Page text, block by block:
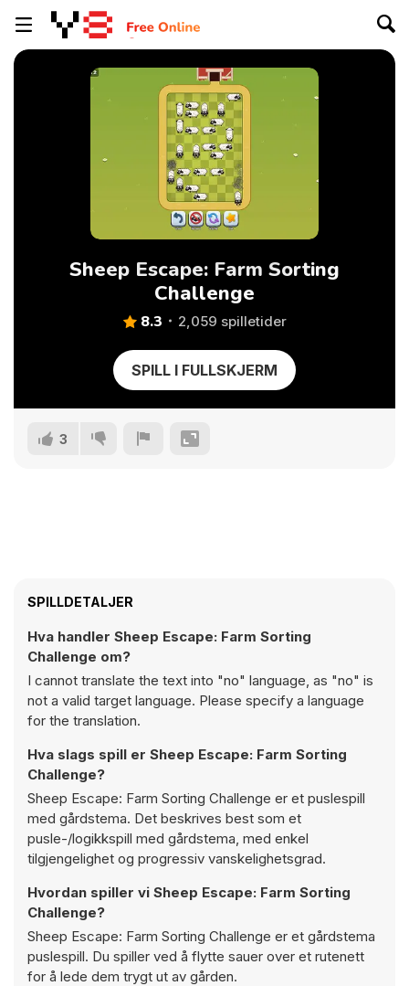
Sheep Escape: Farm Sorting
Challenge
8.3 2,059 spilletider
SPILL I FULLSKJERM
3
SPILLDETALJER
Hva handler Sheep Escape: Farm Sorting
Challenge om?
I cannot translate the text into "no" language, as "no" is
not a valid target language. Please specify a language
for the translation.
Hva slags spill er Sheep Escape: Farm Sorting
Challenge?
Sheep Escape: Farm Sorting Challenge er et puslespill
med gårdstema. Det beskrives best som et
pusle-/logikkspill med gårdstema, med enkel
tilgjengelighet og progressiv vanskelighetsgrad.
Hvordan spiller vi Sheep Escape: Farm Sorting
Challenge?
Sheep Escape: Farm Sorting Challenge er et gårdstema
puslespill. Du spiller ved å flytte sauer over et rutenett
for å lede dem trygt ut av gården.